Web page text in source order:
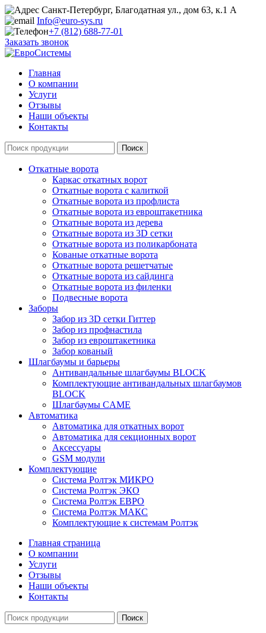
Санкт-Петербург, Благодатная ул., дом 63, к.1 А
Info@euro-sys.ru
+7 (812) 688-77-01
Заказать звонок
Главная
О компании
Услуги
Отзывы
Наши объекты
Контакты
Откатные ворота
Каркас откатных ворот
Откатные ворота с калиткой
Откатные ворота из профлиста
Откатные ворота из евроштакетника
Откатные ворота из дерева
Откатные ворота из 3D сетки
Откатные ворота из поликарбоната
Кованые откатные ворота
Откатные ворота решетчатые
Откатные ворота из сайдинга
Откатные ворота из филенки
Подвесные ворота
Заборы
Забор из 3D сетки Гиттер
Забор из профнастила
Забор из евроштакетника
Забор кованый
Шлагбаумы и барьеры
Антивандальные шлагбаумы BLOCK
Комплектующие антивандальных шлагбаумов
BLOCK
Шлагбаумы CAME
Автоматика
Автоматика для откатных ворот
Автоматика для секционных ворот
Аксессуары
GSM модули
Комплектующие
Система Ролтэк МИКРО
Система Ролтэк ЭКО
Система Ролтэк ЕВРО
Система Ролтэк МАКС
Комплектующие к системам Ролтэк
Главная страница
О компании
Услуги
Отзывы
Наши объекты
Контакты